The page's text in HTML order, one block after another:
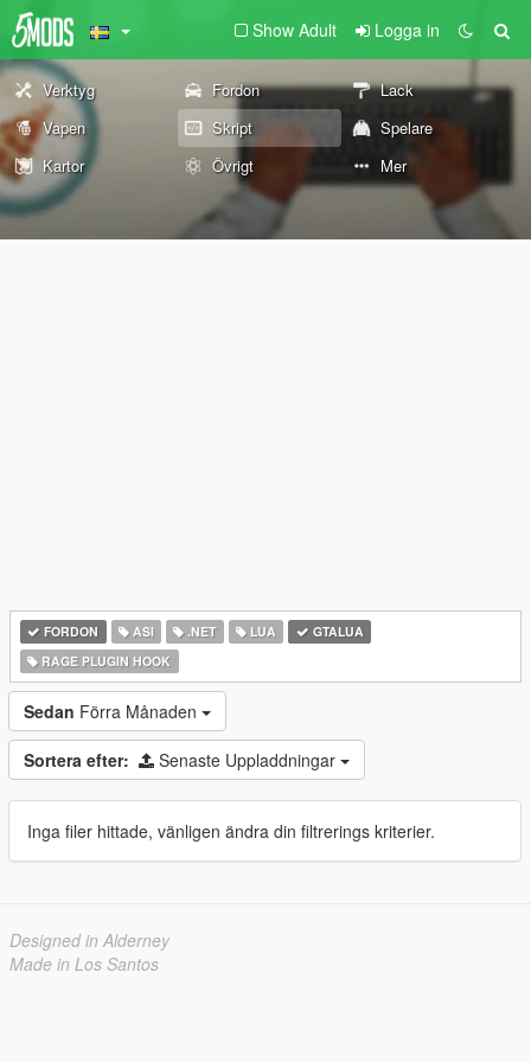
Show Adult Logga in
Verktyg Fordon
Lack
Vapen
Skript
Spelare
Kartor
Övrigt Mer
FORDON ASI .NET LUA
GTALUA
RAGE PLUGIN HOOK
Sedan Förra Månaden
Sortera efter: Senaste Uppladdningar
Inga filer hittade, vänligen ändra din filtrerings kriterier.
Designed in Alderney
Made in Los Santos